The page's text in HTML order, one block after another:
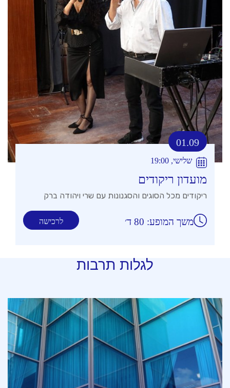
01.09
שלישי, 19:00
מועדון ריקודים
ריקודים מכל הסוגים והסגנונות עם שרי ויהודה ברק
לרכישה משך המופע: 80 ד׳
לגלות תרבות